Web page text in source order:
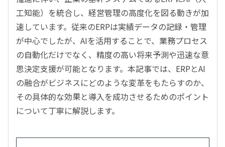
データ分析／BI
ガバナンス／リスク管理
BPR／業務改善
工知能）を統合し、経営管理の高度化を図る動きが加
速しています。従来のERPは実績データの記録・管理
が中心でしたが、AIを活用することで、業務プロセス
の自動化だけでなく、精度の高い将来予測や迅速な意
思決定支援が可能となります。本記事では、ERPとAI
の融合がビジネスにどのような変革をもたらすのか、
その具体的な効果と導入を成功させるためのポイント
について丁寧に解説します。